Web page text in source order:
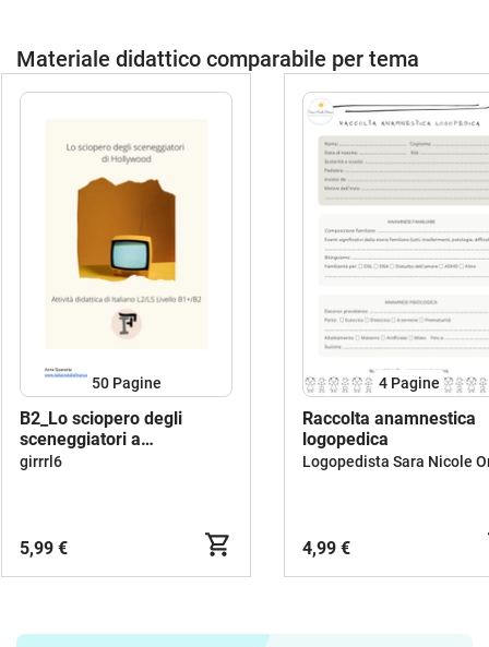
Materiale didattico comparabile per tema
50 Pagine
B2_Lo sciopero degli
sceneggiatori a
Hollywood_Italiano L2 /LS
girrrl6
5,99 €
4 Pagine
Raccolta anamnestica
logopedica
4,99 €